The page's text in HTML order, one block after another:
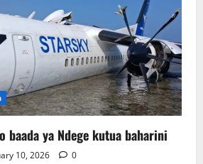
baada ya Ndege kutua baharini
10, 2026 0